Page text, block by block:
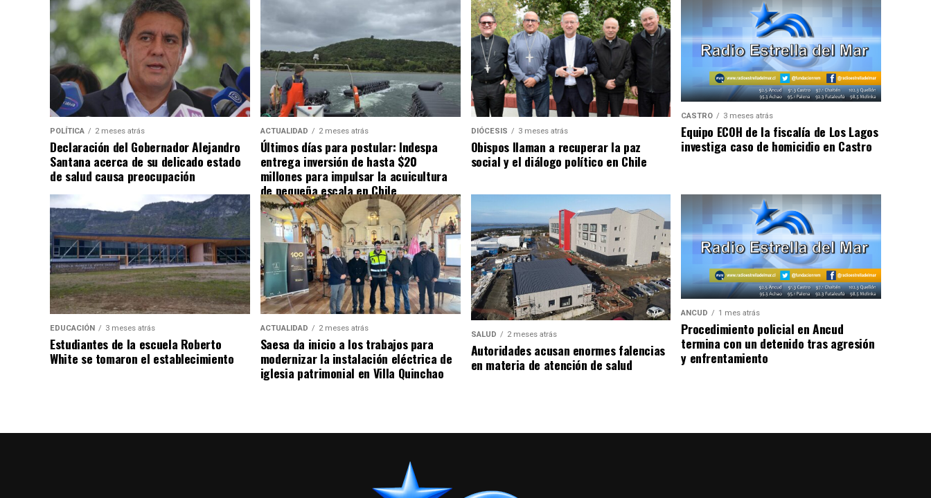
POLÍTICA 2 meses atrás
Declaración del Gobernador Alejandro
Santana acerca de su delicado estado
de salud causa preocupación
ACTUALIDAD 2 meses atrás
Últimos días para postular: Indespa
entrega inversión de hasta $20
millones para impulsar la acuicultura
de pequeña escala en Chile
DIÓCESIS 3 meses atrás
Obispos llaman a recuperar la paz
social y el diálogo político en Chile
CASTRO 3 meses atrás
Equipo ECOH de la fiscalía de Los Lagos
investiga caso de homicidio en Castro
EDUCACIÓN 3 meses atrás
Estudiantes de la escuela Roberto
White se tomaron el establecimiento
ACTUALIDAD 2 meses atrás
Saesa da inicio a los trabajos para
modernizar la instalación eléctrica de
iglesia patrimonial en Villa Quinchao
SALUD 2 meses atrás
Autoridades acusan enormes falencias
en materia de atención de salud
ANCUD 1 mes atrás
Procedimiento policial en Ancud
termina con un detenido tras agresión
y enfrentamiento